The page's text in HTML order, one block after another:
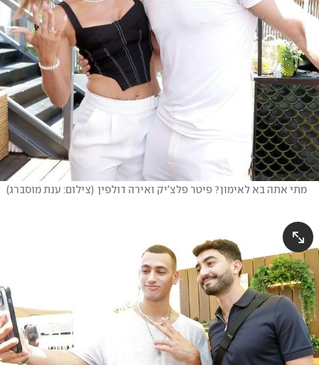
מתי אתה בא לאימון? פיטר פלצ'יק ואירה דולפין (צילום: ענת מוסברג)